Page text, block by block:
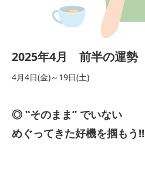
2025年4月 前半の運勢
4月4日(金)～19日(土)
◎ ‟そのまま” でいない
めぐってきた好機を掴もう!!